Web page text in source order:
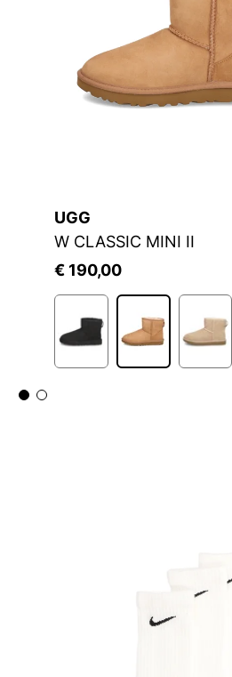
UGG
W CLASSIC MINI II
€ 190,00